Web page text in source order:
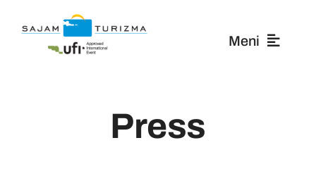
Meni
Press